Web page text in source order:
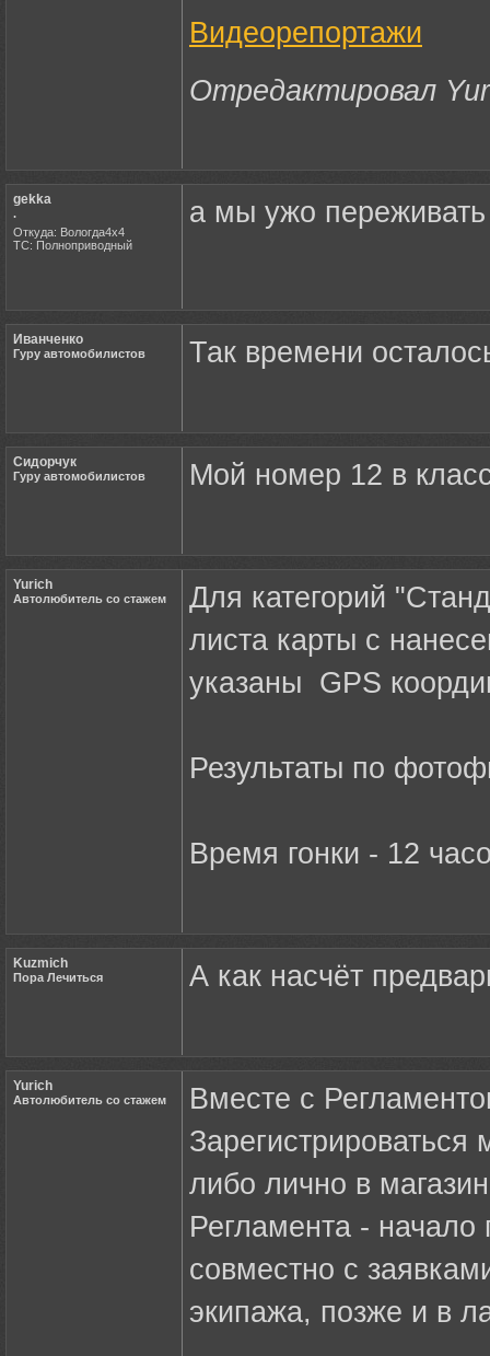
Видеорепортажи
Отредактировал
gekka
.
Откуда: Вологда4х4
ТС: Полноприводный
а мы ужо
Иванченко
Гуру автомобилистов Так времени
Сидорчук
Гуру автомобилистов Мой номер 12 в
Yurich
Автолюбитель со стажем
Для категорий
листа карты с
указаны GPS
Результаты по
Время гонки - 12
Kuzmich
Пора Лечиться А как насчёт
Yurich
Автолюбитель со стажем
Вместе с
Зарегистрироваться
либо лично в
Регламента -
совместно с
экипажа, позже и в